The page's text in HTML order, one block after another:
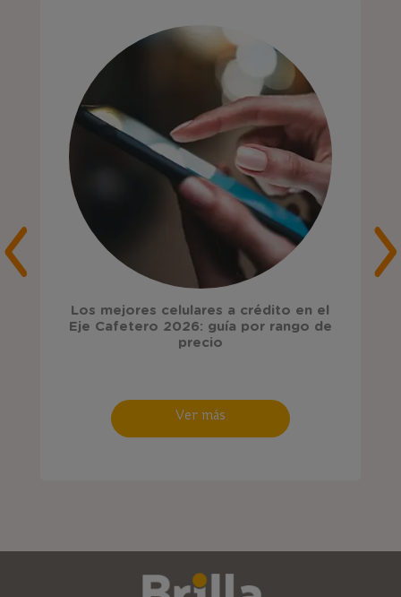
Los mejores celulares a crédito en el
Eje Cafetero 2026: guía por rango de
precio
Ver más